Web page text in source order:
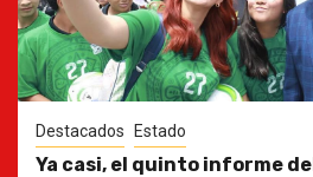
Destacados Estado
Ya casi, el quinto informe